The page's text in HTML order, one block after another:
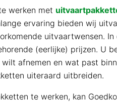
werken met
ervaring bieden wij
uitvaartwensen.
(eerlijke) prijzen. U
afnemen en wat past
uiteraard uitbreiden.
te werken, kan